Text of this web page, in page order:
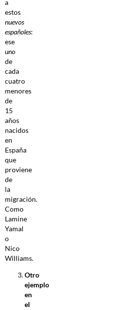
a
estos
nuevos
españoles:
ese
uno
de
cada
cuatro
menores
de
15
años
nacidos
en
España
que
proviene
de
la
migración.
Como
Lamine
Yamal
o
Nico
Williams.
Otro
ejemplo
en
el